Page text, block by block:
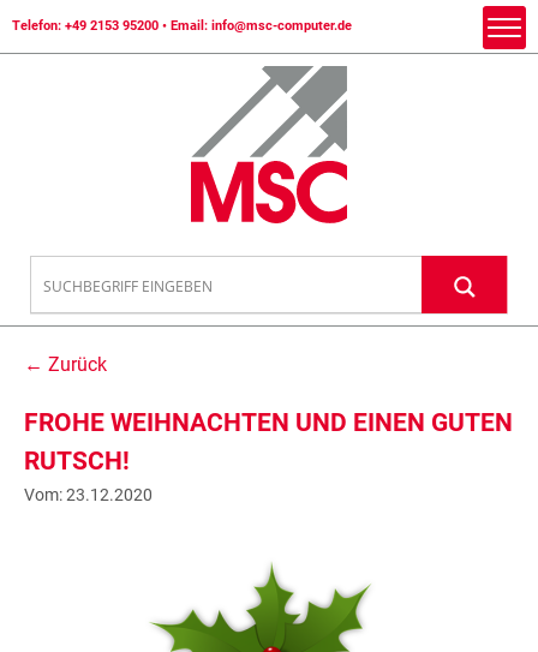
Telefon: +49 2153 95200 • Email: info@msc-computer.de
← Zurück
FROHE WEIHNACHTEN UND EINEN GUTEN
RUTSCH!
Vom: 23.12.2020